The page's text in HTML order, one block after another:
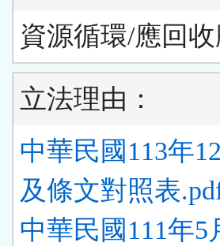
資源循環/應回
立法理由：
中華民國113年
及條文對照表
中華民國111年